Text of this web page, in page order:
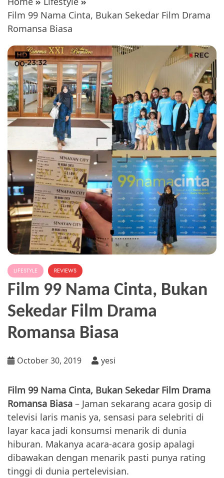
Film 99 Nama Cinta, Bukan Sekedar Film Drama
Romansa Biasa
LIFESTYLE REVIEWS
Film 99 Nama Cinta, Bukan
Sekedar Film Drama
Romansa Biasa
October 30, 2019 yesi
Film 99 Nama Cinta, Bukan Sekedar Film Drama
Romansa Biasa – Jaman sekarang acara gosip di
televisi laris manis ya, sensasi para selebriti di
layar kaca jadi konsumsi menarik di dunia
hiburan. Makanya acara-acara gosip apalagi
dibawakan dengan menarik pasti punya rating
tinggi di dunia pertelevisian.